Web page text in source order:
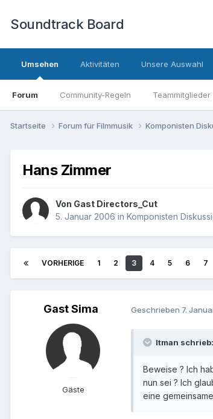
Soundtrack Board
Umsehen
Forum Community-Regeln Teammitglieder
Aktivitäten Unsere Auswahl
Startseite Forum für Filmmusik Komponisten
Hans Zimmer
Von Gast Directors_Cut
5. Januar 2006 in Komponisten
VORHERIGE 1 2 3 4 5 6 7
Gast Sima
Gäste
Geschrieben 7.
Itman schrieb:
Beweise ? Ich
nun sei ? Ich
eine